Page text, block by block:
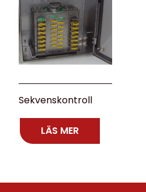
Sekvenskontroll
LÄS MER